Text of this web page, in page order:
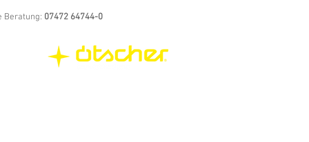
Beratung: 07472 64744-0